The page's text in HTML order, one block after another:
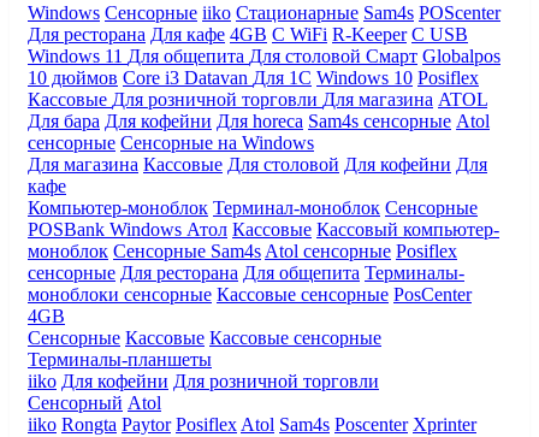
Windows Сенсорные iiko Стационарные Sam4s POScenter
Для ресторана Для кафе 4GB С WiFi R-Keeper С USB
Windows 11 Для общепита Для столовой Смарт Globalpos
10 дюймов Core i3 Datavan Для 1С Windows 10 Posiflex
Кассовые Для розничной торговли Для магазина ATOL
Для бара Для кофейни Для horeca Sam4s сенсорные Atol
сенсорные Сенсорные на Windows
Для магазина Кассовые Для столовой Для кофейни Для
кафе
Компьютер-моноблок Терминал-моноблок Сенсорные
POSBank Windows Атол Кассовые Кассовый компьютер-
моноблок Сенсорные Sam4s Atol сенсорные Posiflex
сенсорные Для ресторана Для общепита Терминалы-
моноблоки сенсорные Кассовые сенсорные PosCenter
4GB
Сенсорные Кассовые Кассовые сенсорные
Терминалы-планшеты
iiko Для кофейни Для розничной торговли
Сенсорный Atol
iiko Rongta Paytor Posiflex Atol Sam4s Poscenter Xprinter